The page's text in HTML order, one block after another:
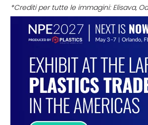
*Crediti per tutte le immagini: Elisava,